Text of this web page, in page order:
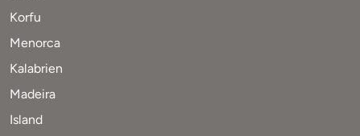
Korfu
Menorca
Kalabrien
Madeira
Island